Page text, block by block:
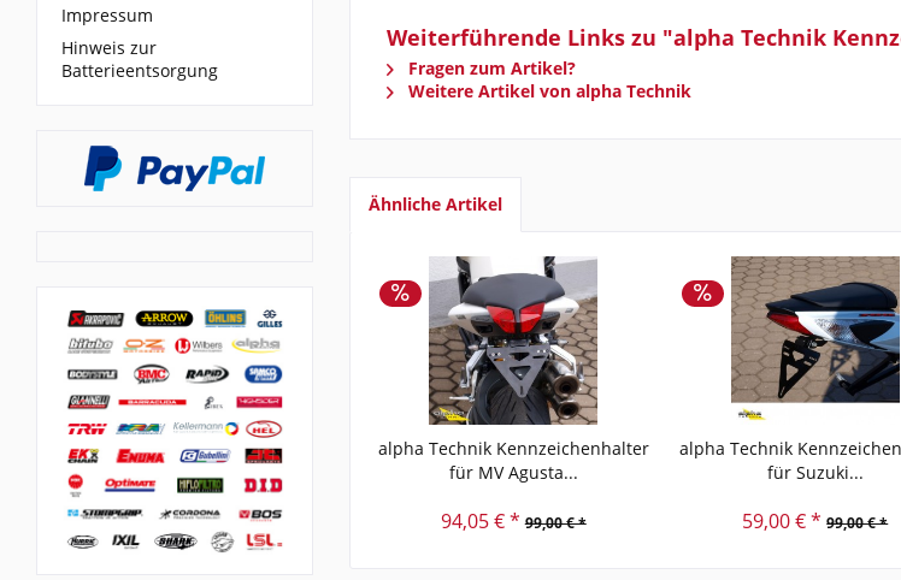
Impressum
Hinweis zur
Batterieentsorgung
Weiterführende Links zu "alpha Technik
Fragen zum Artikel?
Weitere Artikel von alpha Technik
Ähnliche Artikel
alpha Technik Kennzeichenhalter
für MV Agusta...
94,05 € * 99,00 € *
alpha Technik
für Suzuki...
59,00 € * 99,00 € *